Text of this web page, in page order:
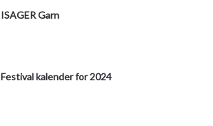
ISAGER Garn
Festival kalender for 2024